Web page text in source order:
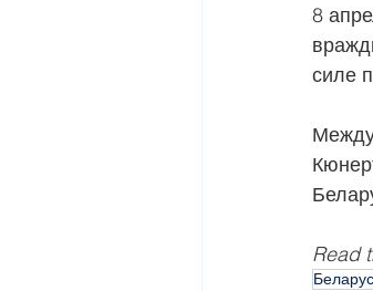
8
силе
Read